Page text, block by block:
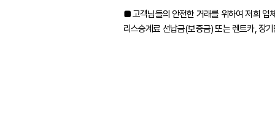
■ 고객님들의 안전한 거래를 위하여 저희 업
리스승계료 선납금(보증금) 또는 렌트카, 장